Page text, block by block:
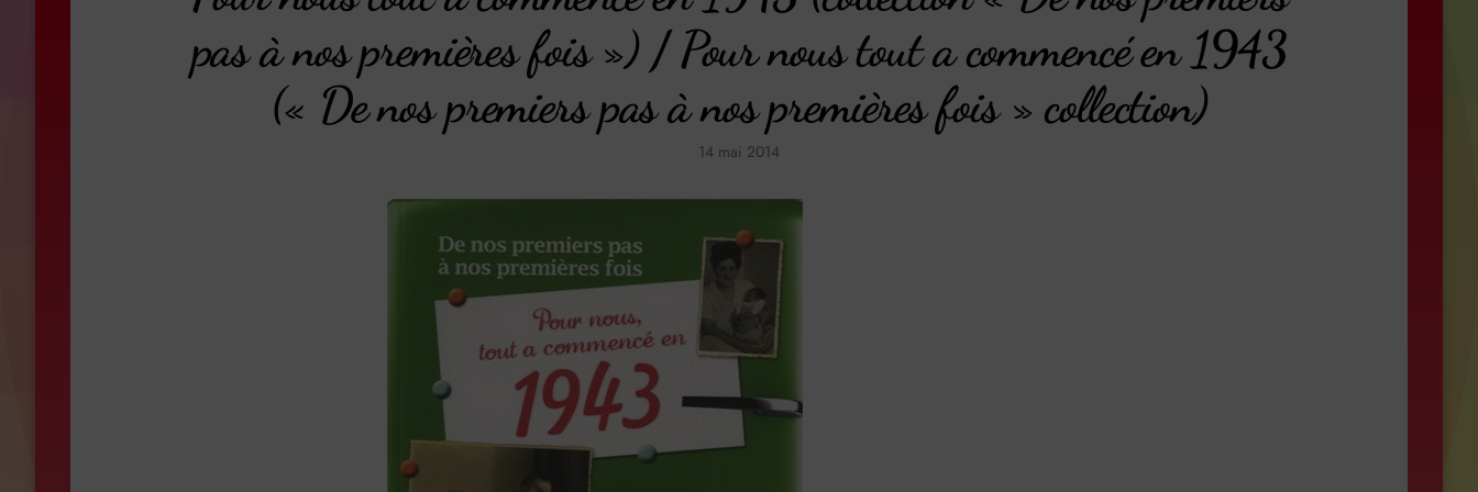
pas à nos premières fois ») / Pour nous tout a commencé en 1943
(« De nos premiers pas à nos premières fois » collection)
14 mai 2014